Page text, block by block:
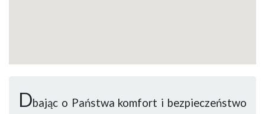
Dbając o Państwa komfort i bezpieczeństwo